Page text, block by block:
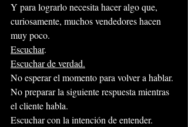
Y para lograrlo necesita hacer algo que,
curiosamente, muchos vendedores hacen
muy poco.
Escuchar.
Escuchar de verdad.
No esperar el momento para volver a hablar.
No preparar la siguiente respuesta mientras
el cliente habla.
Escuchar con la intención de entender.